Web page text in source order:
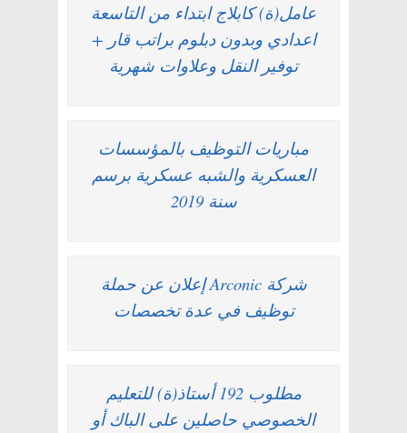
عامل(ة) كابلاج ابتداء من التاسعة
اعدادي وبدون دبلوم براتب قار +
توفير النقل وعلاوات شهرية
مباريات التوظيف بالمؤسسات
العسكرية والشبه عسكرية برسم
سنة 2019
شركة Arconic إعلان عن حملة
توظيف في عدة تخصصات
مطلوب 192 أستاذ(ة) للتعليم
الخصوصي حاصلين على الباك أو